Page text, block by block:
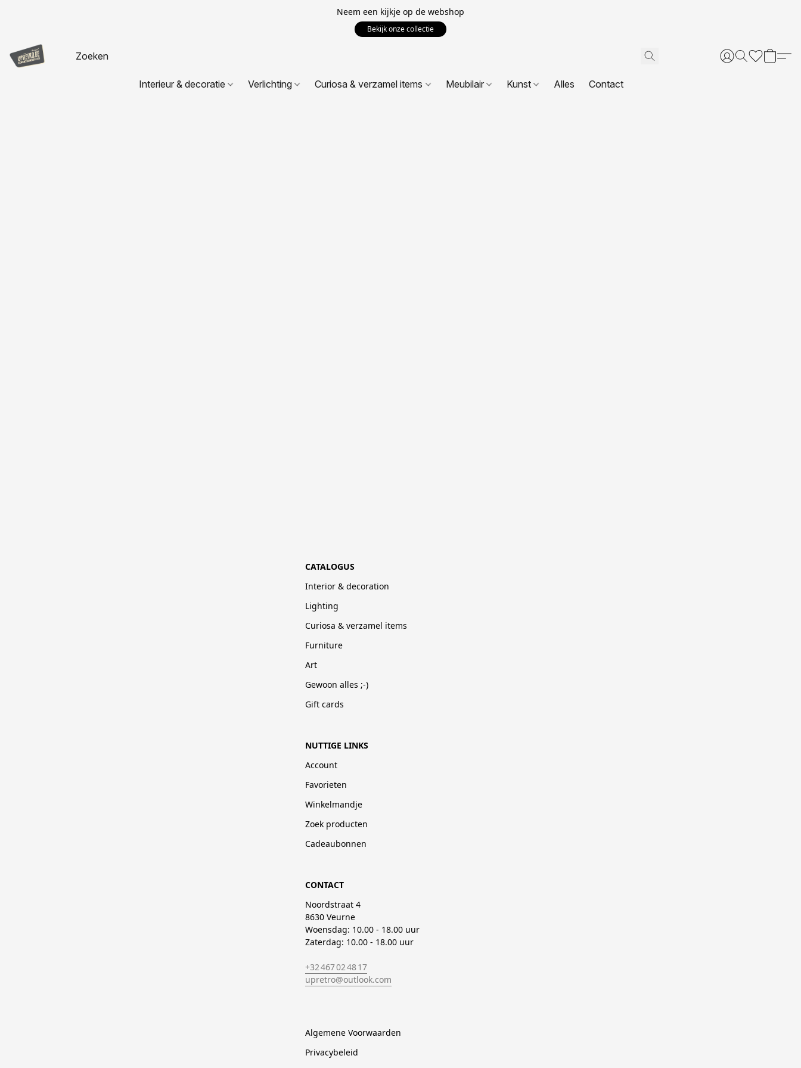
Neem een kijkje op de webshop
Bekijk onze collectie
Interieur & decoratie Verlichting Curiosa & verzamel items Meubilair Kunst Alles Contact
CATALOGUS
Interior & decoration
Lighting
Curiosa & verzamel items
Furniture
Art
Gewoon alles ;-)
Gift cards
NUTTIGE LINKS
Account
Favorieten
Winkelmandje
Zoek producten
Cadeaubonnen
CONTACT
Noordstraat 4
8630 Veurne
Woensdag: 10.00 - 18.00 uur
Zaterdag: 10.00 - 18.00 uur
+32 467 02 48 17
upretro@outlook.com
Algemene Voorwaarden
Privacybeleid